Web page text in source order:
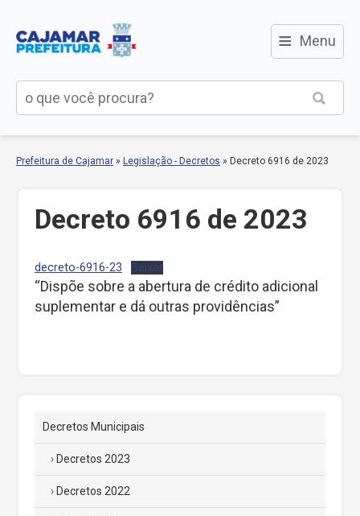
≡ Menu
Prefeitura de Cajamar » Legislação - Decretos » Decreto 6916 de 2023
Decreto 6916 de 2023
decreto-6916-23 Baixar
“Dispõe sobre a abertura de crédito adicional
suplementar e dá outras providências”
Decretos Municipais
Decretos 2023
Decretos 2022